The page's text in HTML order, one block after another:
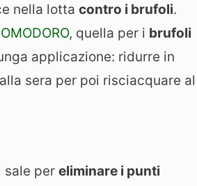
nella lotta contro i brufoli.
, quella per i brufoli
applicazione: ridurre in
sera per poi risciacquare al
sale per eliminare i punti